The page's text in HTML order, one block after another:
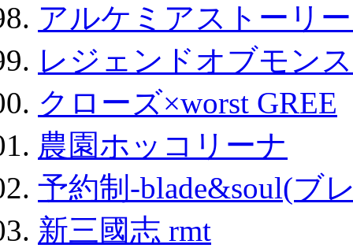
アルケミアストーリ
レジェンドオブモン
クローズ×worst GREE
農園ホッコリーナ
予約制-blade&soul(ブ
新三國志 rmt